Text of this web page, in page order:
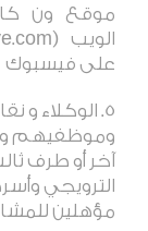
موقع ون
الويب (onecashye.com)
على فيسبوك
الوكلاء و
وموظفيهم
آخر أو طرف
الترويجي
مؤهلين